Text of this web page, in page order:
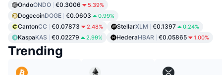
OndoONDO €0.3006 5.39%
DogecoinDOGE €0.0603 0.99%
CantonCC €0.07873 2.48% StellarXLM €0.1397 0.24%
KaspaKAS €0.02279 2.99% HederaHBAR €0.05865 1.00%
Trending